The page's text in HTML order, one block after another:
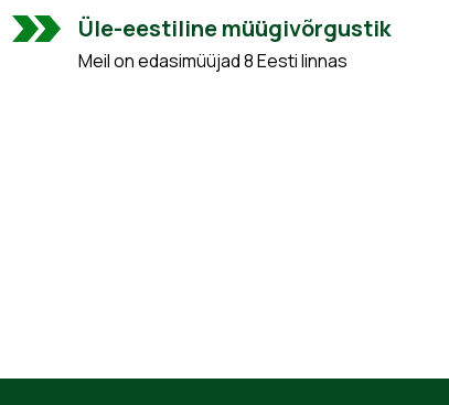
Üle-eestiline müügivõrgustik
Meil on edasimüüjad 8 Eesti linnas